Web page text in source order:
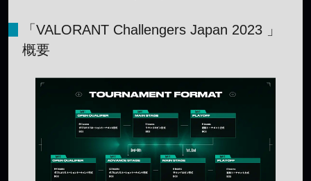
「VALORANT Challengers Japan 2023 」
概要